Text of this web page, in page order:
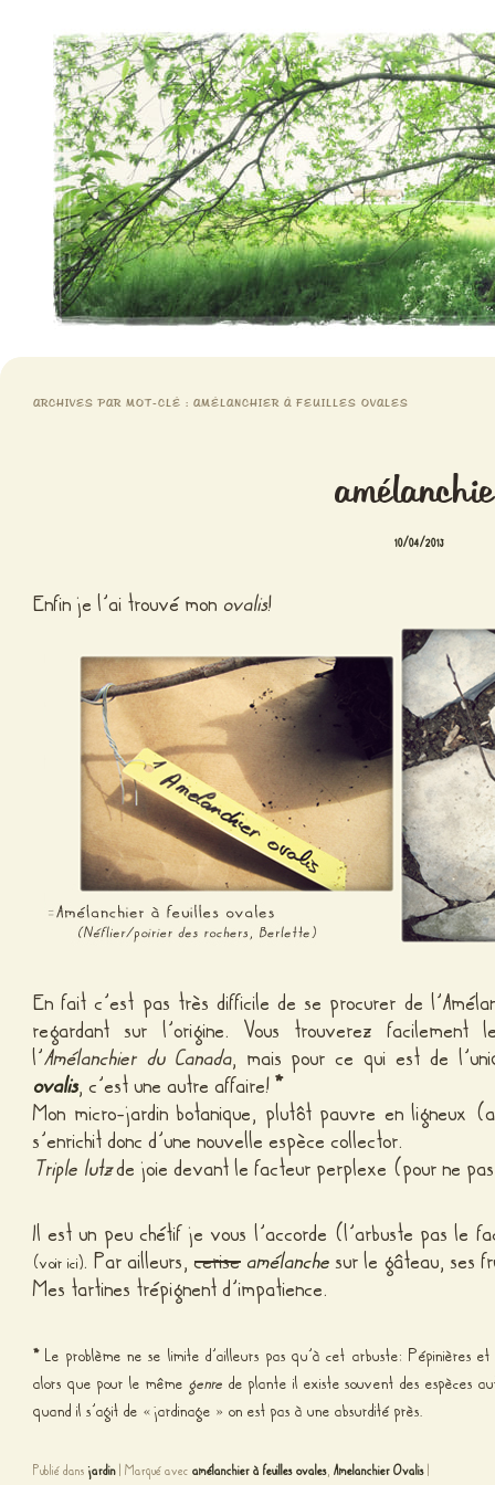
Meristemes
ARCHIVES PAR MOT-CLÉ : AMÉLANCHIER À FEUILLES OVALES
10/04/2013
Enfin je l’ai trouvé mon ovalis!
En fait c’est pas très difficile de se procurer de
regardant sur l’origine. Vous trouverez facilement
l’Amélanchier du Canada, mais pour ce qui est de
ovalis, c’est une autre affaire!*
Mon micro-jardin botanique, plutôt pauvre en ligneux
s’enrichit donc d’une nouvelle espèce collector.
Triple lutzde joie devant le facteur perplexe (pour ne
Il est un peu chétif je vous l’accorde (l’arbuste pas le
(voir ici). Par ailleurs,cerise amélanchesur le gâteau, ses
Mes tartines trépignent d’impatience.
*Le problème ne se limite d’ailleurs pas qu’à cet arbuste: Pépinières
alors que pour le même genre de plante il existe souvent des espèces
quand il s’agit de « jardinage » on est pas à une absurdité près.
Publié dans jardin Marqué avec amélanchier à feuilles ovales, Amelanchier Ovalis